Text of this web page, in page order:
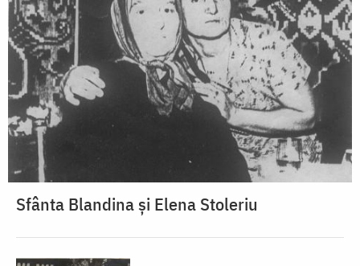
Sfânta Blandina și Elena Stoleriu